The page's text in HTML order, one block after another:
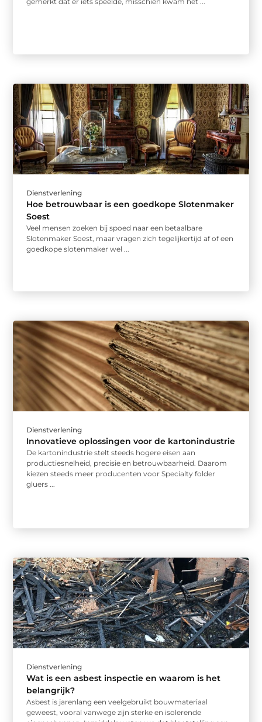
Dienstverlening
Hoe betrouwbaar is een goedkope Slotenmaker
Soest
Veel mensen zoeken bij spoed naar een betaalbare
Slotenmaker Soest, maar vragen zich tegelijkertijd af of een
goedkope slotenmaker wel ...
Dienstverlening
Innovatieve oplossingen voor de kartonindustrie
De kartonindustrie stelt steeds hogere eisen aan
productiesnelheid, precisie en betrouwbaarheid. Daarom
kiezen steeds meer producenten voor Specialty folder
gluers ...
Dienstverlening
Wat is een asbest inspectie en waarom is het
belangrijk?
Asbest is jarenlang een veelgebruikt bouwmateriaal
geweest, vooral vanwege zijn sterke en isolerende